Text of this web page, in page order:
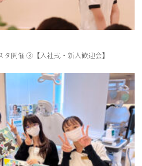
タ開催 ③【入社式・新人歓迎会】